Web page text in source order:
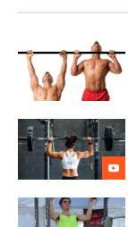
Ishrana
Zdravlje
Hedonizam
Njega nje
Njega
Tehnologija